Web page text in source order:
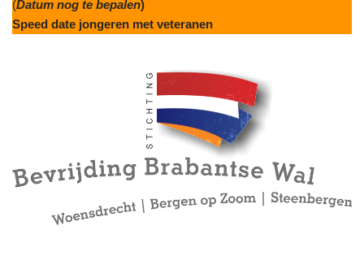
(Datum nog te bepalen)
Speed date jongeren met veteranen